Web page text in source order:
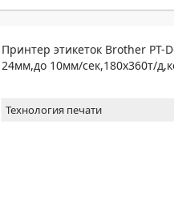
Принтер этикеток Brother PT-
24мм,до 10мм/сек,180x360т/
Технология печати